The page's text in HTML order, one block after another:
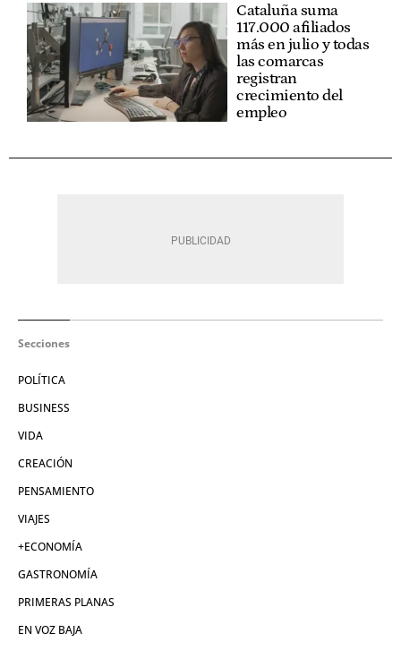
Cataluña suma
117.000 afiliados
más en julio y todas
las comarcas
registran
crecimiento del
empleo
Secciones
POLÍTICA
BUSINESS
VIDA
CREACIÓN
PENSAMIENTO
VIAJES
+ECONOMÍA
GASTRONOMÍA
PRIMERAS PLANAS
EN VOZ BAJA